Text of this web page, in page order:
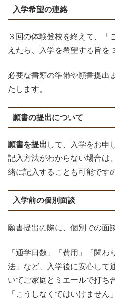
入学希望の連絡
３回の体験登校を終えて、「
えたら、入学を希望する旨を
必要な書類の準備や願書提出
たします。
願書の提出について
願書を提出 して、入学をお申
記入方法がわからない場合は
緒に記入することも可能です
入学前の個別面談
願書提出の際に、個別での面
「通学日数」「費用」「関
法」など、入学後に安心して
いてご家庭とミエールで打ち
「こうしなくてはいけませ